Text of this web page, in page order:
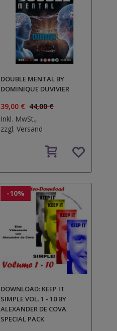
DOUBLE MENTAL BY
DOMINIQUE DUVIVIER
39,00 € 44,00 €
Inkl. MwSt.,
zzgl.Versand
den
-10%
DOWNLOAD: KEEP IT
SIMPLE VOL. 1 - 10 BY
ALEXANDER DE COVA
SPECIAL PACK